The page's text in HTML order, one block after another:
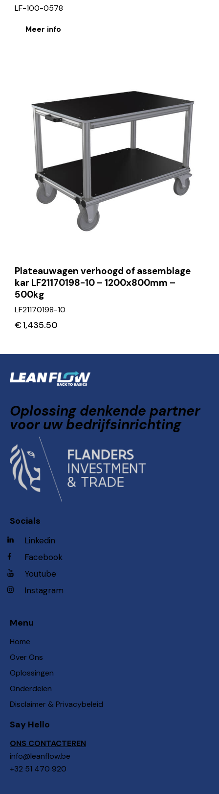
LF-100-0578
Meer info
Plateauwagen verhoogd of assemblage
kar LF21170198-10 – 1200x800mm –
500kg
LF21170198-10
€1,435.50
Oplossing denkende partner
voor uw bedrijfsinrichting
Socials
Linkedin
Facebook
Youtube
Instagram
Menu
Home
Over Ons
Oplossingen
Onderdelen
Disclaimer & Privacybeleid
Say Hello
ONS CONTACTEREN
info@leanflow.be
+32 51 470 920